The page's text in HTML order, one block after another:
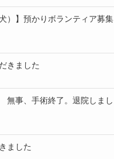
）】預かりボランティア募集
きました
事、手術終了。退院しまし
ました